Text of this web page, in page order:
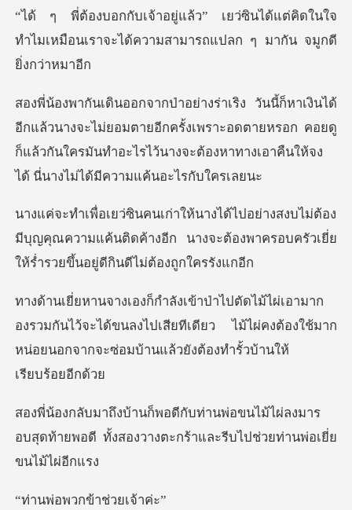
ซินได้แต่คิดในใจ
ทำไมเหมือนเราจะได้ควา
นางจะไม่ยอมตายอีกครั้งเพราะอดตายหรอก คอยดู
ก็แล้วกันใครมันทำอะไรไว
ต้อง
มีบุญคุณความแค้นติดค้างอีก นางจะต้องพาครอบครัว
วมกันไว้จะได้ขนลงไปเสียทีเดียว ไม้ไผ่คงต้องใช้มาก
หน่อยน
นไม้ไผ่ลงมาร
อบสุดท้ายพอดี ทั้งสองวางตะกร
พวกข้าช่